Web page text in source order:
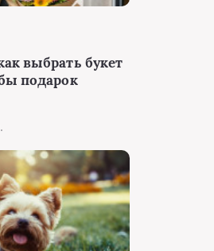
выбрать букет
подарок